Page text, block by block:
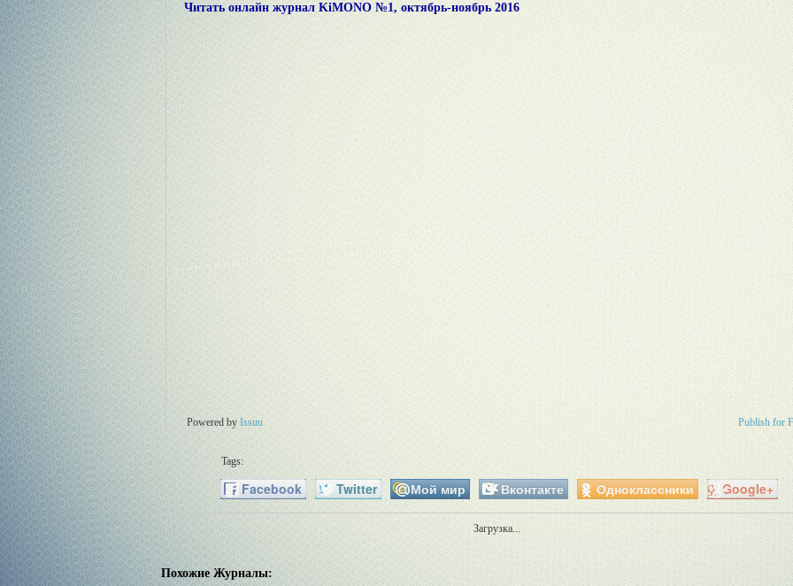
Читать онлайн журнал KiMONO №1, октябрь-ноябрь 2016
Powered by Issuu Publish for
Tags:
Facebook Twitter Мой мир Вконтакте Одноклассники Google+
Загрузка...
Похожие Журналы: